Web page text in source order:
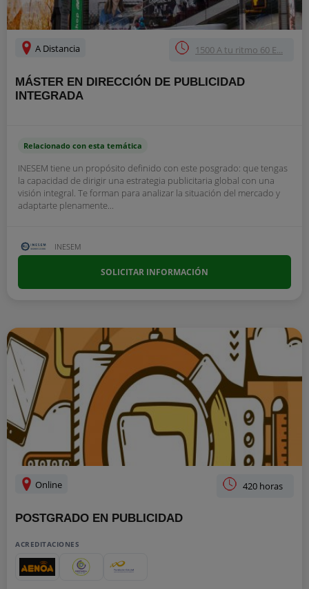
A Distancia 1500 A tu ritmo 60 E...
MÁSTER EN DIRECCIÓN DE PUBLICIDAD
INTEGRADA
Relacionado con esta temática
INESEM tiene un propósito definido con este posgrado: que tengas
la capacidad de dirigir una estrategia publicitaria global con una
visión integral. Te forman para analizar la situación del mercado y
adaptarte plenamente...
INESEM
SOLICITAR INFORMACIÓN
Online 420 horas
POSTGRADO EN PUBLICIDAD
ACREDITACIONES